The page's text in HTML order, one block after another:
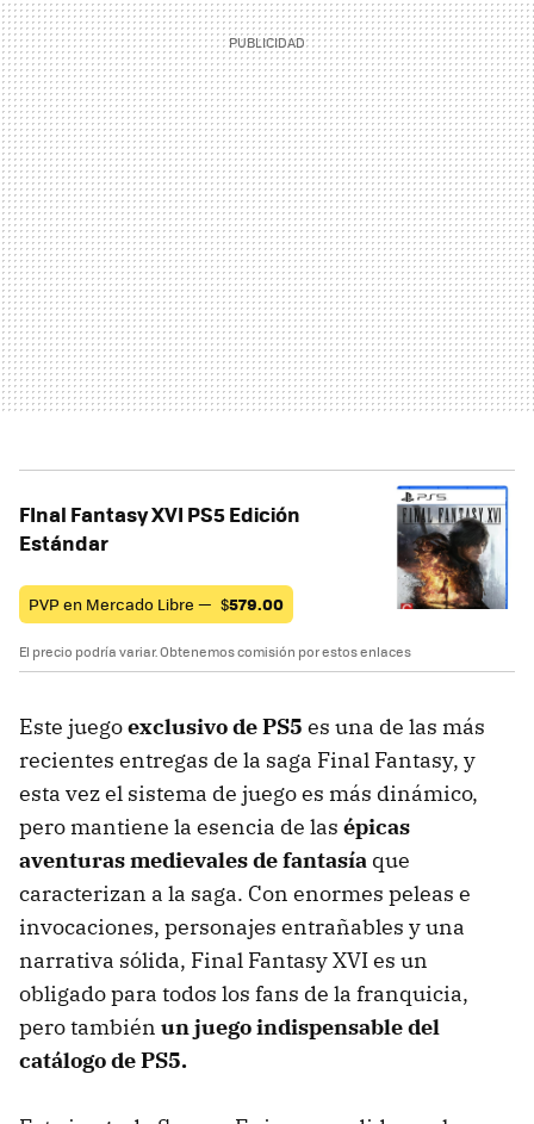
FInal Fantasy XVI PS5 Edición
Estándar
PVP en Mercado Libre — $579.00
El precio podría variar. Obtenemos comisión por estos enlaces
Este juegoexclusivo de PS5 es una de las más
recientes entregas de la saga Final Fantasy, y
esta vez el sistema de juego es más dinámico,
pero mantiene la esencia de las épicas
aventuras medievales de fantasía que
caracterizan a la saga. Con enormes peleas e
invocaciones, personajes entrañables y una
narrativa sólida, Final Fantasy XVI es un
obligado para todos los fans de la franquicia,
pero también un juego indispensable del
catálogo de PS5.